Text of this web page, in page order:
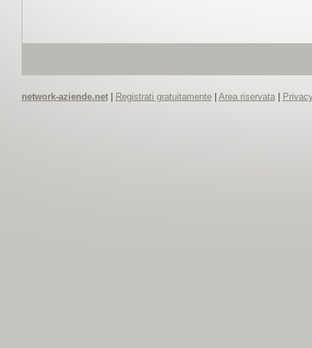
network-aziende.net| Registrati gratuitamente| Area riservata|